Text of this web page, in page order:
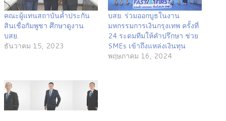
คณะผู้แทนสถาบันค้ำประกัน
สินเชื่อกัมพูชา ศึกษาดูงาน
บสย.
ธันวาคม 15, 2023
บสย. ร่วมออกบูธในงาน
มหกรรมการเงินกรุงเทพ ครั้งที่
24 ระดมทีมให้คำปรึกษา ช่วย
SMEs เข้าถึงแหล่งเงินทุน
พฤษภาคม 16, 2024